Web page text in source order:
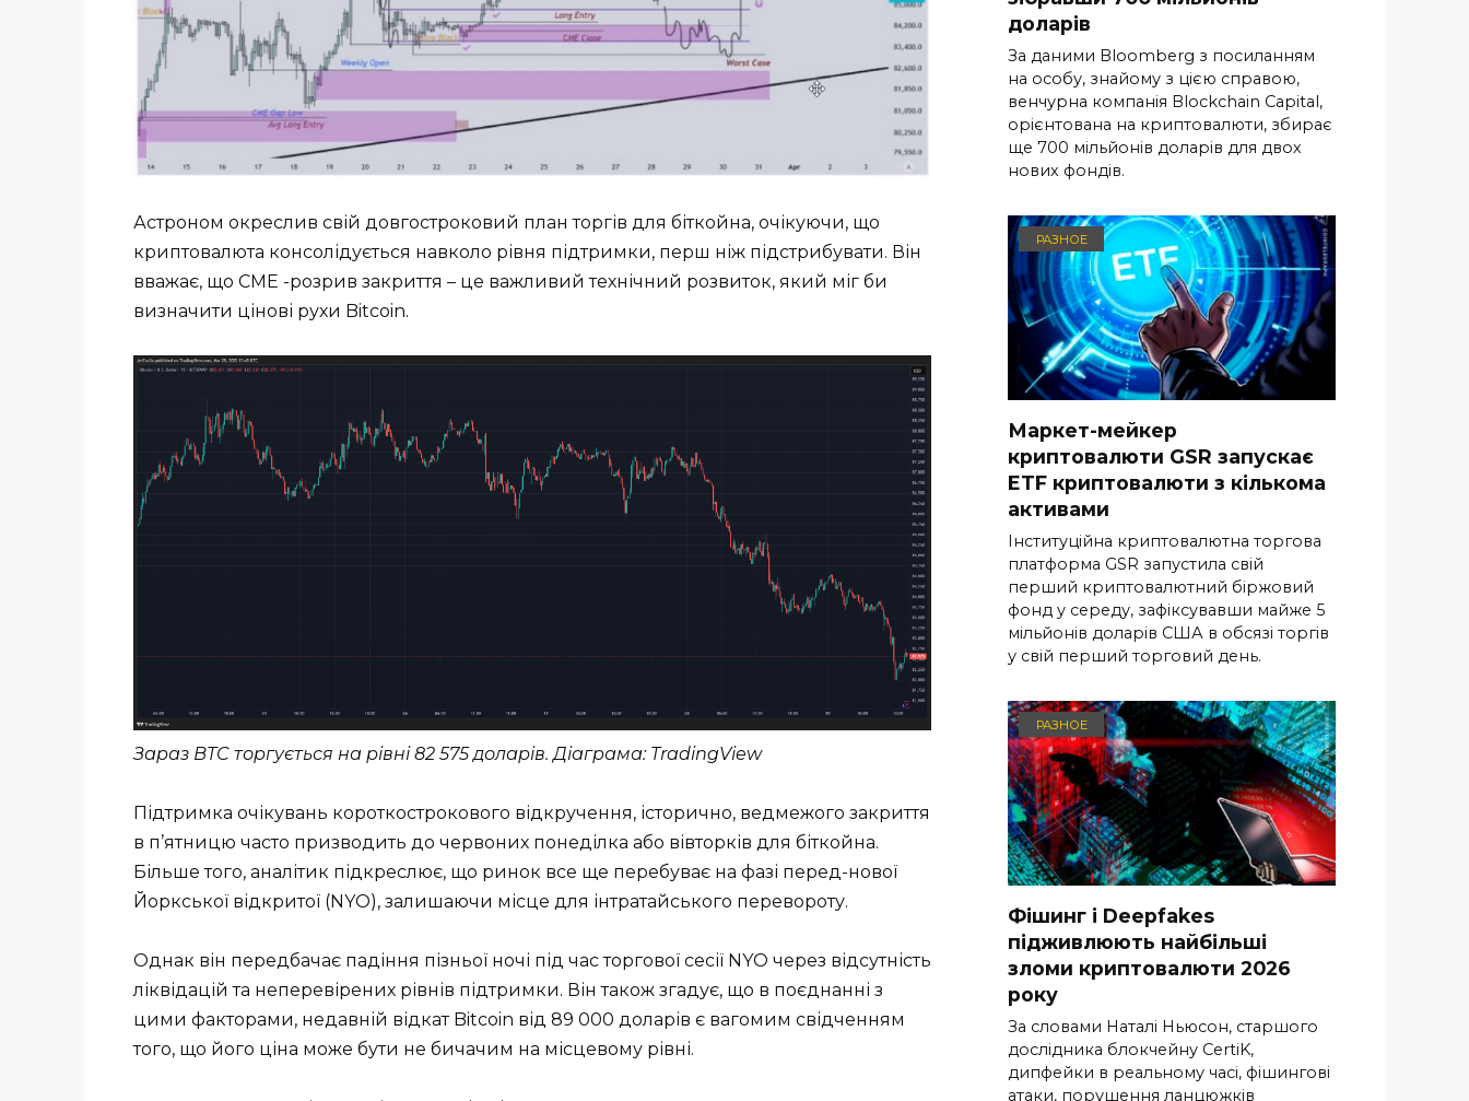
Астроном окреслив свій довгостроковий план торгів для біткойна, очікуючи, що
криптовалюта консолідується навколо рівня підтримки, перш ніж підстрибувати. Він
вважає, що CME -розрив закриття – це важливий технічний розвиток, який міг би
визначити цінові рухи Bitcoin.
Зараз BTC торгується на рівні 82 575 доларів. Діаграма: TradingView
Підтримка очікувань короткострокового відкручення, історично, ведмежого закриття
в п’ятницю часто призводить до червоних понеділка або вівторків для біткойна.
Більше того, аналітик підкреслює, що ринок все ще перебуває на фазі перед-нової
Йоркської відкритої (NYO), залишаючи місце для інтратайського перевороту.
Однак він передбачає падіння пізньої ночі під час торгової сесії NYO через відсутність
ліквідацій та неперевірених рівнів підтримки. Він також згадує, що в поєднанні з
цими факторами, недавній відкат Bitcoin від 89 000 доларів є вагомим свідченням
того, що його ціна може бути не бичачим на місцевому рівні.
доларів
За даними Bloomberg з посиланням
на особу, знайому з цією справою,
венчурна компанія Blockchain Capital,
орієнтована на криптовалюти, збирає
ще 700 мільйонів доларів для двох
нових фондів.
РАЗНОЕ
Маркет-мейкер
криптовалюти GSR запускає
ETF криптовалюти з кількома
активами
Інституційна криптовалютна торгова
платформа GSR запустила свій
перший криптовалютний біржовий
фонд у середу, зафіксувавши майже 5
мільйонів доларів США в обсязі торгів
у свій перший торговий день.
РАЗНОЕ
Фішинг і Deepfakes
підживлюють найбільші
зломи криптовалюти 2026
року
За словами Наталі Ньюсон, старшого
дослідника блокчейну CertiK,
дипфейки в реальному часі, фішингові
атаки, порушення ланцюжків